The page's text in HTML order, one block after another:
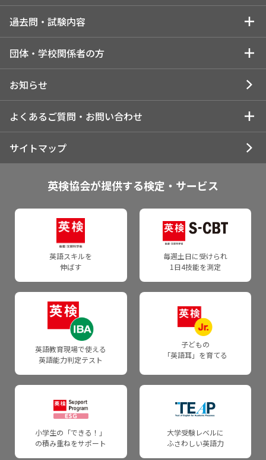
英検のメリット・特徴
各級の目安
成績優秀者表彰制度
英検を活用する
入試活用・単位認定
通訳ガイド試験での活用
はじめに（試験日程・会場・検定料はパターンにより異なりま
1.所属団体でお申し込みの方
2.近隣の一般受験者受け入れ団体でお申し込みの方
3.個人でお申し込みの方
受験情報
試験日程・会場・検定料
受験情報
受験準備に関する情報
受験を検討している個人の方
インターネットで申し込む
インターネット申込について
一般受験者受け入れ団体でのお申し込みについて
お申し込みの前に
団体・学校関係者の方
団体ポータルで申し込む
郵送・FAX申込について
お申し込みの前に
団体申込について
団体申込の注意点・ご案内
申込資材のご注文・資料のダウンロード
英検ポスター・受験案内
試験結果・解答トップ
解答速報
一次試験解答速報
試験結果・合否に関するご案内
受験票・合否通知のお届け
合格証書交付日について
団体向け成績提供システム
各種証明に関するご案内
合格証明書
英検CSEスコア証明書
合格バッジ
採点基準と品質担保の仕組みについて
各級の審査基準
採点の質を確保するための方策
英検CSEスコアでの合否判定方法について
過去問・試験内容
過去問・試験内容トップ
各級の過去問・試験内容
1級の過去問・試験内容
準2級の過去問・試験内容
3級の過去問・試験内容
4級の過去問・試験内容
5級の過去問・試験内容
各級の目安
受験者の声
団体・学校関係者の方
団体・学校関係者の方トップ
団体受験の申し込み・実施
団体申込について
申込資材のご注文・資料のダウンロード
申込資材のご注文
英検ポスター・受験案内
成績データを受け取る
団体向け成績提供システム
英検成績ダウンロードシステム
英語情報Web
教員研修・セミナー情報
お知らせ
よくあるご質問・お問い合わせ
お問い合わせトップ
受験者向けお問い合わせ
個人申込の受験者
よくあるご質問・自動応答サービス
WEBお問い合わせフォーム
団体で申し込んだ受験者
よくあるご質問・自動応答サービス
WEBお問い合わせフォーム
団体・学校関係者向けお問い合わせ
よくあるご質問・自動応答サービス
Webお問い合わせフォーム
サイトマップ
英検協会が提供する検定・サービス
英語スキルを
伸ばす
毎週土日に受けられ
1日4技能を測定
英語教育現場で使える
英語能力判定テスト
子どもの
「英語耳」を育てる
小学生の「できる！」
の積み重ねをサポート
大学受験レベルに
ふさわしい英語力